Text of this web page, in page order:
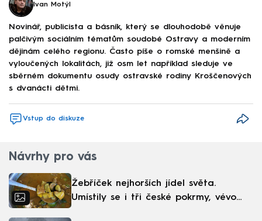
Ivan Motýl
Novinář, publicista a básník, který se dlouhodobě věnuje
palčivým sociálním tématům soudobé Ostravy a moderním
dějinám celého regionu. Často píše o romské menšině a
vyloučených lokalitách, již osm let například sleduje ve
sběrném dokumentu osudy ostravské rodiny Kroščenových
s dvanácti dětmi.
Vstup do diskuze
Návrhy pro vás
Žebříček nejhorších jídel světa.
Umístily se i tři české pokrmy, vévodí